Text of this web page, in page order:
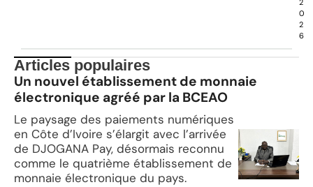
2
0
2
6
Articles populaires
Un nouvel établissement de monnaie
électronique agréé par la BCEAO
Le paysage des paiements numériques
en Côte d’Ivoire s’élargit avec l’arrivée
de DJOGANA Pay, désormais reconnu
comme le quatrième établissement de
monnaie électronique du pays.